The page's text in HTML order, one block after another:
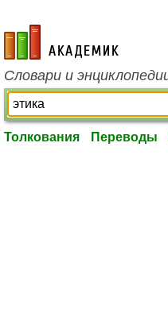
academic.ru
Словари и
Толкования Переводы